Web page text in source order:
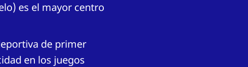
es el mayor centro
de primer
en los juegos